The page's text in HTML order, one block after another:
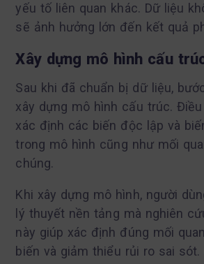
yếu tố liên quan khác. Dữ liệu
sẽ ảnh hưởng lớn đến kết quả
Xây dựng mô hình cấu
Sau khi đã chuẩn bị dữ liệu,
xây dựng mô hình cấu trúc.
xác định các biến độc lập và
trong mô hình cũng như mối
chúng.
Khi xây dựng mô hình, người
lý thuyết nền tảng mà nghiên
này giúp xác định đúng mối
biến và giảm thiểu rủi ro sai sót.